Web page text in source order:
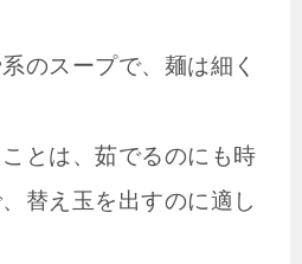
のスープで、麺は細く
とは、茹でるのにも時
替え玉を出すのに適し